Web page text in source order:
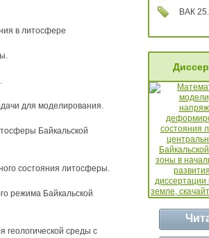
в литосфере
для моделирования.
Байкальской
состояния литосферы.
режима Байкальской
среды с
ВАК